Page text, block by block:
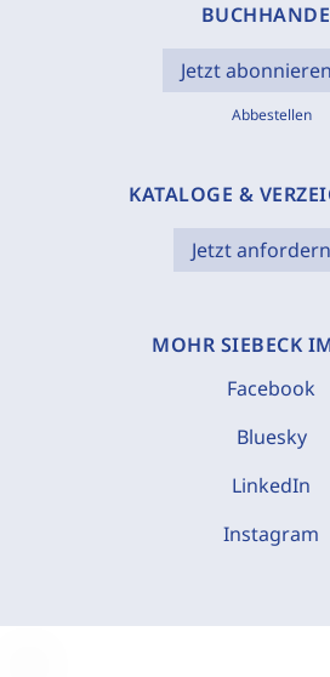
Jetzt abonnieren
Abbestellen
KATALOGE &
Jetzt anfordern
MOHR SIEBECK
Facebook
Bluesky
LinkedIn
Instagram